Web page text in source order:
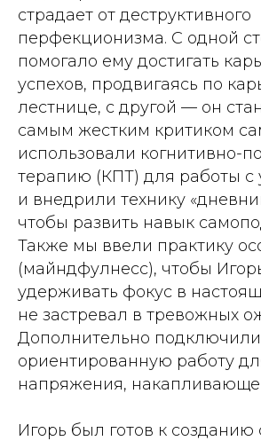
страдает от деструктивного
перфекционизма. С одной
помогало ему достигать
успехов, продвигаясь по
лестнице, с другой — он
самым жестким критиком
использовали когнитивно-
терапию (КПТ) для работы с
и внедрили технику
чтобы развить навык
Также мы ввели практику
(майндфулнесс), чтобы
удерживать фокус в
не застревал в тревожных
Дополнительно
ориентированную работу
напряжения,
Игорь был готов к созданию